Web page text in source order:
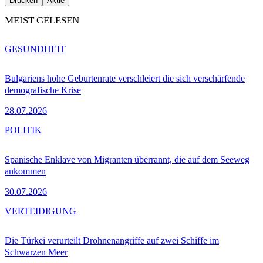
MEIST GELESEN
Bulgariens hohe Geburtenrate verschleiert die sich verschärfende
demografische Krise
28.07.2026
GESUNDHEIT
Spanische Enklave von Migranten überrannt, die auf dem Seeweg
ankommen
30.07.2026
POLITIK
Die Türkei verurteilt Drohnenangriffe auf zwei Schiffe im
Schwarzen Meer
VERTEIDIGUNG